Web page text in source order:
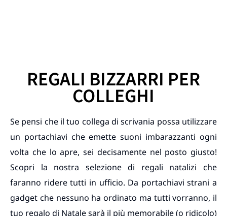
REGALI BIZZARRI PER
COLLEGHI
Se pensi che il tuo collega di scrivania possa utilizzare
un portachiavi che emette suoni imbarazzanti ogni
volta che lo apre, sei decisamente nel posto giusto!
Scopri la nostra selezione di regali natalizi che
faranno ridere tutti in ufficio. Da portachiavi strani a
gadget che nessuno ha ordinato ma tutti vorranno, il
tuo regalo di Natale sarà il più memorabile (o ridicolo)